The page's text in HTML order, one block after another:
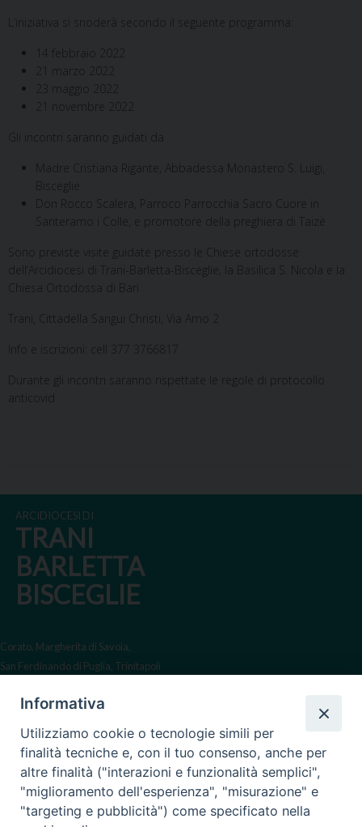
L’iniziativa si snoderà secondo il seguente programma:
14 febbraio 2022
21 marzo 2022
23 maggio 2022
21 novembre 2022
Gli incontri saranno guidati da
Madre Cristiana Rigante, Abbadessa Monastero S. Luigi,
Bisceglie
Don Rocco Scalera, Parroco Parrocchia Sacro Cuore in
Santeramo i Colle, e promotore della preghiera di Taizè
Sono previste visite guidate presso le Chiese ortodosse
dell’Arcidiocesi di Trani-Barletta-Bisceglie, la Basilica S. Nicola e la
Chiesa Ortodossa di Bari
Trani, Cittadella Sangui Christi, Via Arno 2
Info e iscrizioni: cell 377 3766817
Durante gli incontri saranno rispettate le regole di protocollo
anticovid
ARCIDIOCESI DI
TRANI
BARLETTA
BISCEGLIE
Corato, Margherita di Savoia,
San Ferdinando di Puglia, Trinitapoli
Sede arcivescovile suffraganea
Regione ecclesiastica Puglia
Via Beltrani, 9
76125 Trani BT
Centralino Tel. 0883 494211
Informativa
Utilizziamo cookie o tecnologie simili per
finalità tecniche e, con il tuo consenso, anche per
altre finalità ("interazioni e funzionalità semplici",
"miglioramento dell'esperienza", "misurazione" e
"targeting e pubblicità") come specificato nella